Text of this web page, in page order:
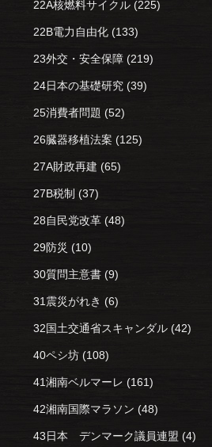
22A核燃料サイクル (225)
22B電力自由化 (133)
23外交・安全保障 (219)
24日本の基礎研究 (39)
25消費者問題 (52)
26臓器移植法案 (125)
27A財政再建 (65)
27B税制 (37)
28自民党改革 (48)
29防災 (10)
30質問主意書 (9)
31震災がれき (6)
32国土交通省スキャンダル (42)
40ペシ坊 (108)
41湘南ベルマーレ (161)
42湘南国際マラソン (48)
43日本 デンマーク議員連盟 (4)